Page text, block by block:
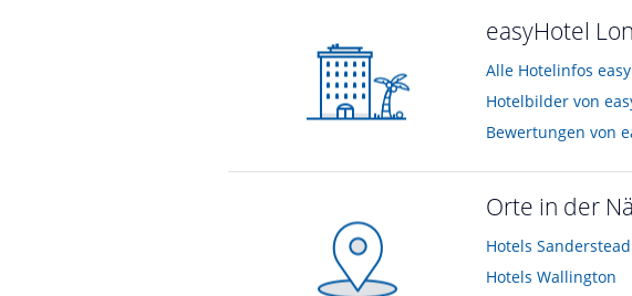
easyHotel
Alle Hotelinfos
Hotelbilder von
Bewertungen von
Orte in der
Hotels Sanderstead
Hotels Wallington